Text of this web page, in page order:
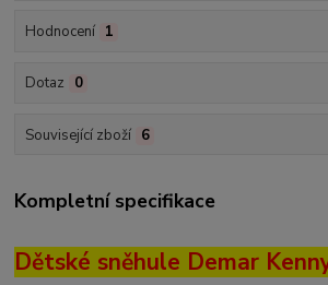
Hodnocení 1
Dotaz 0
Související zboží 6
Kompletní specifikace
Dětské sněhule Demar